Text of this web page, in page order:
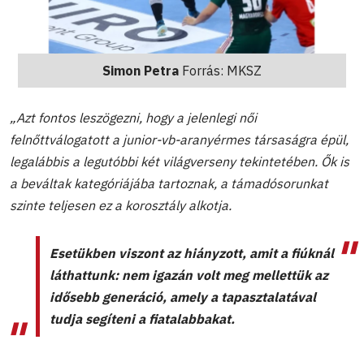
Simon Petra Forrás: MKSZ
„Azt fontos leszögezni, hogy a jelenlegi női
felnőttválogatott a junior-vb-aranyérmes társaságra épül,
legalábbis a legutóbbi két világverseny tekintetében. Ők is
a beváltak kategóriájába tartoznak, a támadósorunkat
szinte teljesen ez a korosztály alkotja.
Esetükben viszont az hiányzott, amit a fiúknál
láthattunk: nem igazán volt meg mellettük az
idősebb generáció, amely a tapasztalatával
tudja segíteni a fiatalabbakat.